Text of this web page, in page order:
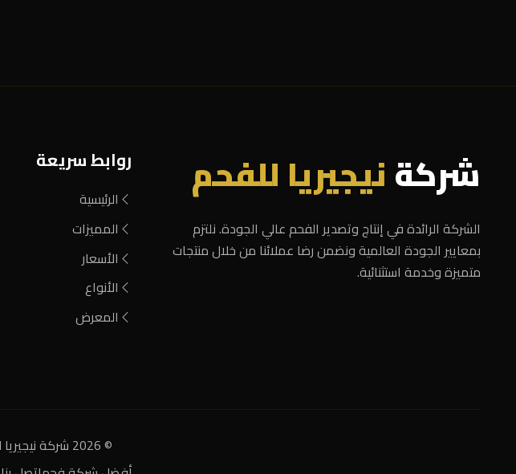
شركةنيجيريا للفحم
الشركة الرائدة في إنتاج وتصدير الفحم عالي الجودة. نلتزم
بمعايير الجودة العالمية ونضمن رضا عملائنا من خلال منتجات
متميزة وخدمة استثنائية.
روابط سريعة
الرئيسية
المميزات
الأسعار
الأنواع
المعرض
© 2026 شركة نيجيريا للفحم. جميع الحقوق محفوظة.